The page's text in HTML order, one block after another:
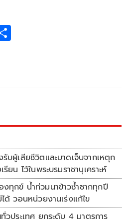
บผู้เสียชีวิตและบาดเจ็บจากเหตุก
รียน ไว้ในพระบรมราชานุเคราะห์
งทุกข์ น้ำท่วมนาข้าวซ้ำซากทุกปี
ได้ วอนหน่วยงานเร่งแก้ไข